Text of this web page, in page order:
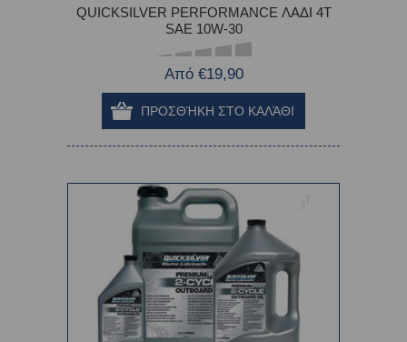
QUICKSILVER PERFORMANCE ΛΑΔΙ 4Τ
SAE 10W-30
Από €19,90